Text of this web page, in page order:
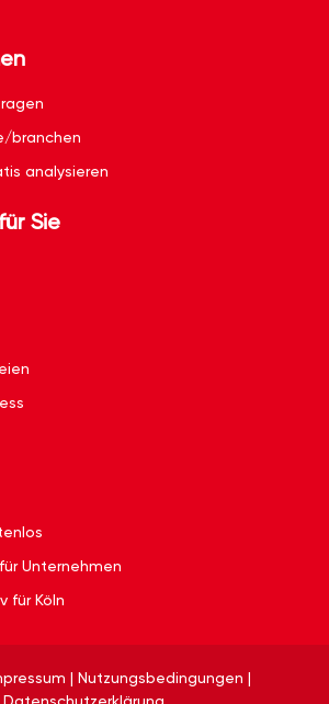
branchen
analysieren
Sie
Unternehmen
für Köln
| Nutzungsbedingungen |